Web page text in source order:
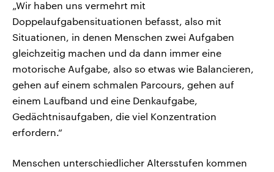
„Wir haben uns vermehrt mit
Doppelaufgabensituationen befasst, also mit
Situationen, in denen Menschen zwei Aufgaben
gleichzeitig machen und da dann immer eine
motorische Aufgabe, also so etwas wie Balancieren,
gehen auf einem schmalen Parcours, gehen auf
einem Laufband und eine Denkaufgabe,
Gedächtnisaufgaben, die viel Konzentration
erfordern.“
Menschen unterschiedlicher Altersstufen kommen